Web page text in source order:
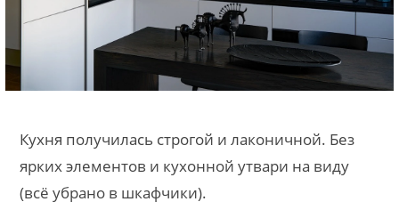
Кухня получилась строгой и лаконичной. Без
ярких элементов и кухонной утвари на виду
(всё убрано в шкафчики).